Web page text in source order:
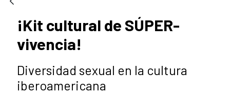
¡Kit cultural de SÚPER-
vivencia!
Diversidad sexual en la cultura
iberoamericana